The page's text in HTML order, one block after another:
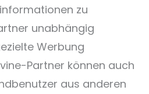
zu
unabhängig
Werbung
Partner können auch
aus anderen